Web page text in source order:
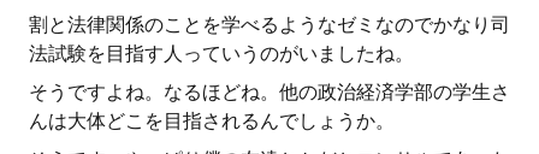
割と法律関係のことを学べるようなゼミなのでかなり司
法試験を目指す人っていうのがいましたね。
そうですよね。なるほどね。他の政治経済学部の学生さ
んは大体どこを目指されるんでしょうか。